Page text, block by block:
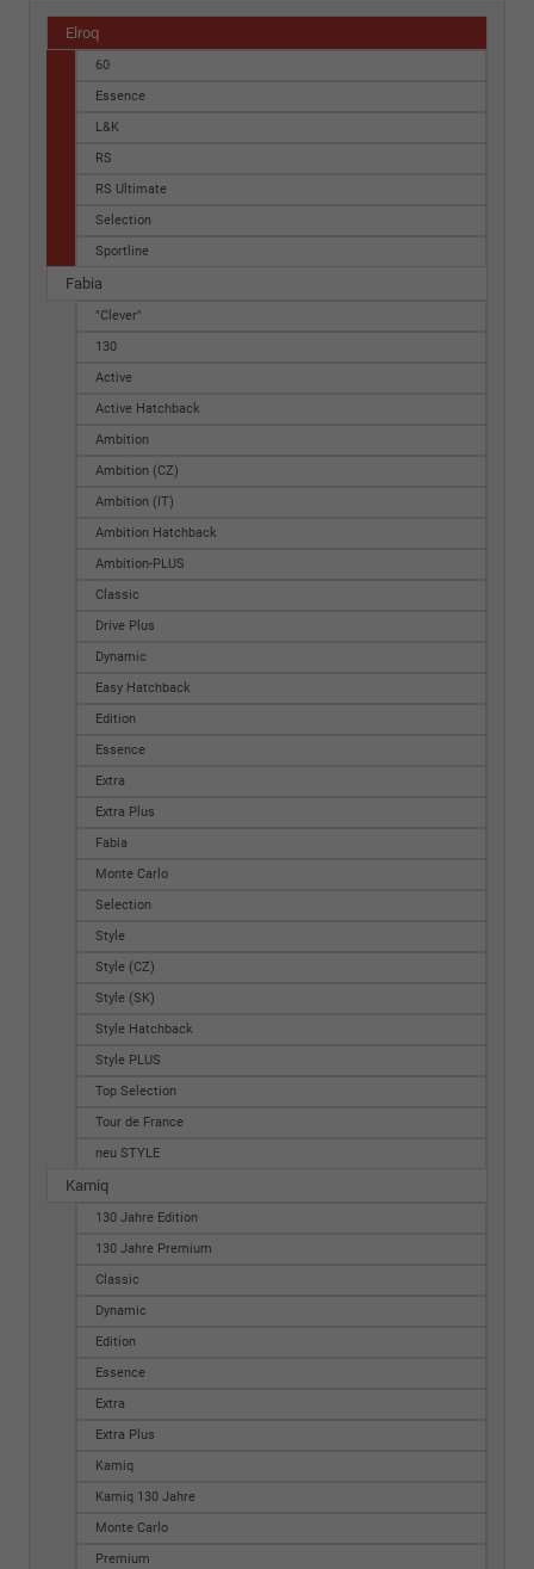
Elroq
60
Essence
L&K
RS
RS Ultimate
Selection
Sportline
Fabia
"Clever"
130
Active
Active Hatchback
Ambition
Ambition (CZ)
Ambition (IT)
Ambition Hatchback
Ambition-PLUS
Classic
Drive Plus
Dynamic
Easy Hatchback
Edition
Essence
Extra
Extra Plus
Fabia
Monte Carlo
Selection
Style
Style (CZ)
Style (SK)
Style Hatchback
Style PLUS
Top Selection
Tour de France
neu STYLE
Kamiq
130 Jahre Edition
130 Jahre Premium
Classic
Dynamic
Edition
Essence
Extra
Extra Plus
Kamiq
Kamiq 130 Jahre
Monte Carlo
Premium